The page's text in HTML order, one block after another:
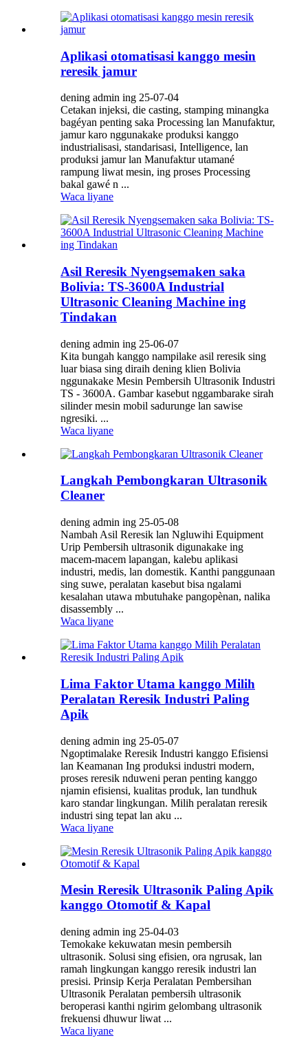
Aplikasi otomatisasi kanggo mesin
reresik jamur
dening admin ing 25-07-04
Cetakan injeksi, die casting, stamping minangka
bagéyan penting saka Processing lan Manufaktur,
jamur karo nggunakake produksi kanggo
industrialisasi, standarisasi, Intelligence, lan
produksi jamur lan Manufaktur utamané
rampung liwat mesin, ing proses Processing
bakal gawé n ...
Waca liyane
Asil Reresik Nyengsemaken saka
Bolivia: TS-3600A Industrial
Ultrasonic Cleaning Machine ing
Tindakan
dening admin ing 25-06-07
Kita bungah kanggo nampilake asil reresik sing
luar biasa sing diraih dening klien Bolivia
nggunakake Mesin Pembersih Ultrasonik Industri
TS - 3600A. Gambar kasebut nggambarake sirah
silinder mesin mobil sadurunge lan sawise
ngresiki. ...
Waca liyane
Langkah Pembongkaran Ultrasonik
Cleaner
dening admin ing 25-05-08
Nambah Asil Reresik lan Ngluwihi Equipment
Urip Pembersih ultrasonik digunakake ing
macem-macem lapangan, kalebu aplikasi
industri, medis, lan domestik. Kanthi panggunaan
sing suwe, peralatan kasebut bisa ngalami
kesalahan utawa mbutuhake pangopènan, nalika
disassembly ...
Waca liyane
Lima Faktor Utama kanggo Milih
Peralatan Reresik Industri Paling
Apik
dening admin ing 25-05-07
Ngoptimalake Reresik Industri kanggo Efisiensi
lan Keamanan Ing produksi industri modern,
proses reresik nduweni peran penting kanggo
njamin efisiensi, kualitas produk, lan tundhuk
karo standar lingkungan. Milih peralatan reresik
industri sing tepat lan aku ...
Waca liyane
Mesin Reresik Ultrasonik Paling Apik
kanggo Otomotif & Kapal
dening admin ing 25-04-03
Temokake kekuwatan mesin pembersih
ultrasonik. Solusi sing efisien, ora ngrusak, lan
ramah lingkungan kanggo reresik industri lan
presisi. Prinsip Kerja Peralatan Pembersihan
Ultrasonik Peralatan pembersih ultrasonik
beroperasi kanthi ngirim gelombang ultrasonik
frekuensi dhuwur liwat ...
Waca liyane